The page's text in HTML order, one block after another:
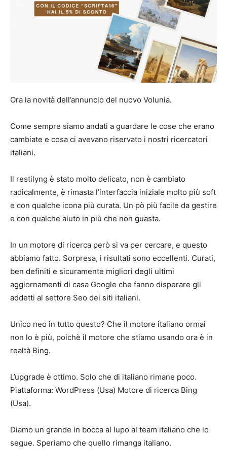
Ora la novità dell’annuncio del nuovo Volunia.
Come sempre siamo andati a guardare le cose che erano
cambiate e cosa ci avevano riservato i nostri ricercatori
italiani.
Il restilyng è stato molto delicato, non è cambiato
radicalmente, è rimasta l’interfaccia iniziale molto più soft
e con qualche icona più curata. Un pò più facile da gestire
e con qualche aiuto in più che non guasta.
In un motore di ricerca però si va per cercare, e questo
abbiamo fatto. Sorpresa, i risultati sono eccellenti. Curati,
ben definiti e sicuramente migliori degli ultimi
aggiornamenti di casa Google che fanno disperare gli
addetti al settore Seo dei siti italiani.
Unico neo in tutto questo? Che il motore italiano ormai
non lo è più, poichè il motore che stiamo usando ora è in
realtà Bing.
L’upgrade è ottimo. Solo che di italiano rimane poco.
Piattaforma: WordPress (Usa) Motore di ricerca Bing
(Usa).
Diamo un grande in bocca al lupo al team italiano che lo
segue. Speriamo che quello rimanga italiano.